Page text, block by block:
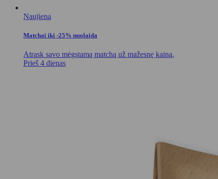
Naujiena
Matchai iki -25% nuolaida
Atrask savo mėgstamą matchą už mažesnę kainą.
Prieš 4 dienas